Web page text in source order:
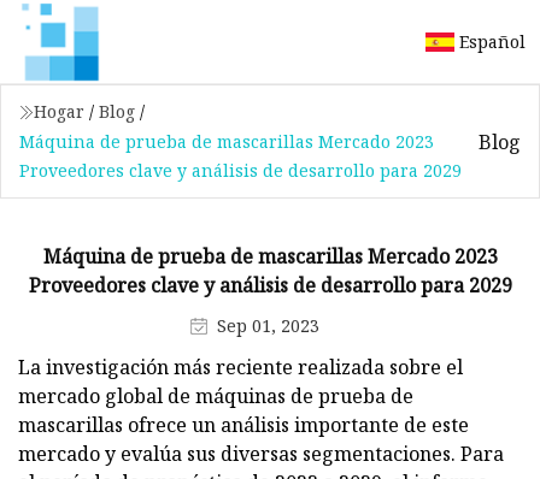
Español
Hogar / Blog /
Máquina de prueba de mascarillas Mercado 2023
Proveedores clave y análisis de desarrollo para 2029
Blog
Máquina de prueba de mascarillas Mercado 2023
Proveedores clave y análisis de desarrollo para 2029
Sep 01, 2023
La investigación más reciente realizada sobre el
mercado global de máquinas de prueba de
mascarillas ofrece un análisis importante de este
mercado y evalúa sus diversas segmentaciones. Para